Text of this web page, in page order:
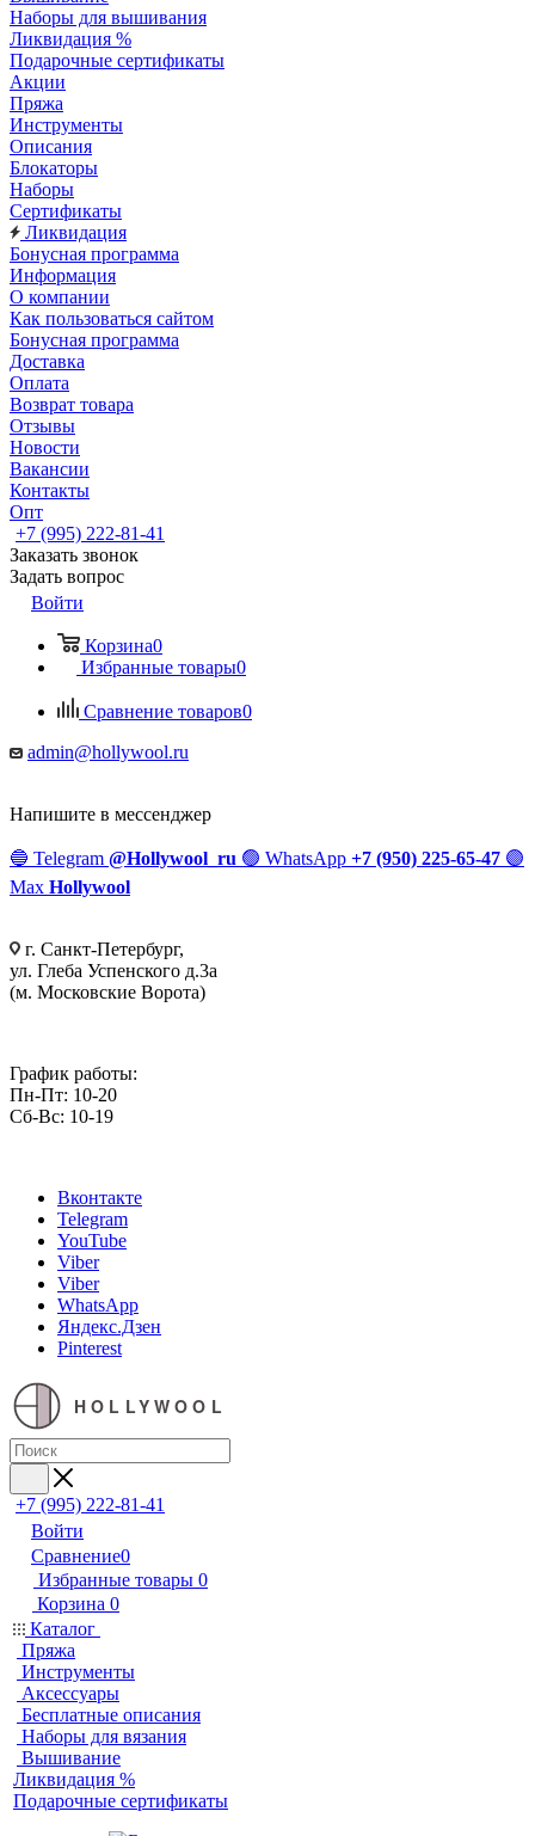
Наборы для вышивания
Ликвидация %
Подарочные сертификаты
Акции
Пряжа
Инструменты
Описания
Блокаторы
Наборы
Сертификаты
Ликвидация
Бонусная программа
Информация
О компании
Как пользоваться сайтом
Бонусная программа
Доставка
Оплата
Возврат товара
Отзывы
Новости
Вакансии
Контакты
Опт
+7 (995) 222-81-41
Заказать звонок
Задать вопрос
Войти
Корзина0
Избранные товары0
Сравнение товаров0
admin@hollywool.ru
Напишите в мессенджер
🔵 Telegram @Hollywool_ru 🟢 WhatsApp +7 (950) 225-65-47 🟣
Max Hollywool
г. Санкт-Петербург,
ул. Глеба Успенского д.3а
(м. Московские Ворота)
График работы:
Пн-Пт: 10-20
Сб-Вс: 10-19
Вконтакте
Telegram
YouTube
Viber
Viber
WhatsApp
Яндекс.Дзен
Pinterest
HOLLYWOOL
+7 (995) 222-81-41
Войти
Сравнение0
Избранные товары 0
Корзина 0
Каталог
Пряжа
Инструменты
Аксессуары
Бесплатные описания
Наборы для вязания
Вышивание
Ликвидация %
Подарочные сертификаты